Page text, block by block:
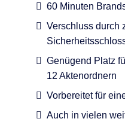
60 Minuten
Verschluss durch
Genügend Platz
12 Aktenordnern
Vorbereitet für
Auch in vielen